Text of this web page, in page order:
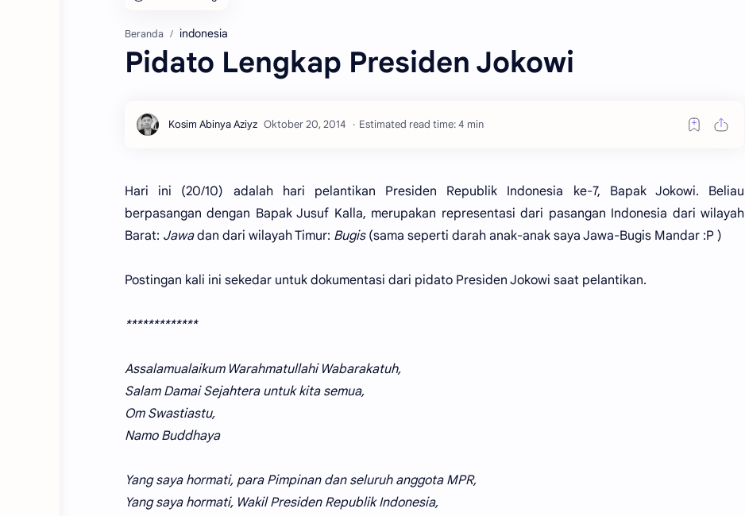
Beranda indonesia
Pidato Lengkap Presiden Jokowi
Estimated read time: 4 min
Hari ini (20/10) adalah hari pelantikan Presiden Republik Indonesia ke-7, Bapak Jokowi. Beliau
berpasangan dengan Bapak Jusuf Kalla, merupakan representasi dari pasangan Indonesia dari wilayah
Barat: Jawadan dari wilayah Timur: Bugis(sama seperti darah anak-anak saya Jawa-Bugis Mandar :P )
Postingan kali ini sekedar untuk dokumentasi dari pidato Presiden Jokowi saat pelantikan.
*************
Assalamualaikum Warahmatullahi Wabarakatuh,
Salam Damai Sejahtera untuk kita semua,
Om Swastiastu,
Namo Buddhaya
Yang saya hormati, para Pimpinan dan seluruh anggota MPR,
Yang saya hormati, Wakil Presiden Republik Indonesia,